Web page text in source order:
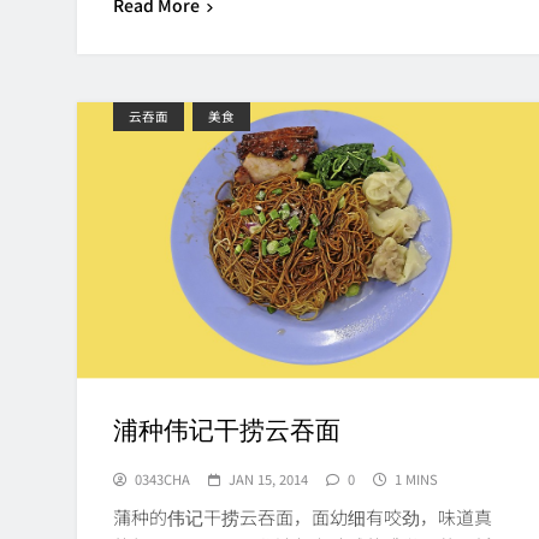
云吞面 美食
浦种伟记干捞云吞面
0343CHA JAN 15, 2014 0 1 MINS
蒲种的伟记干捞云吞面，面幼细有咬劲，味道真